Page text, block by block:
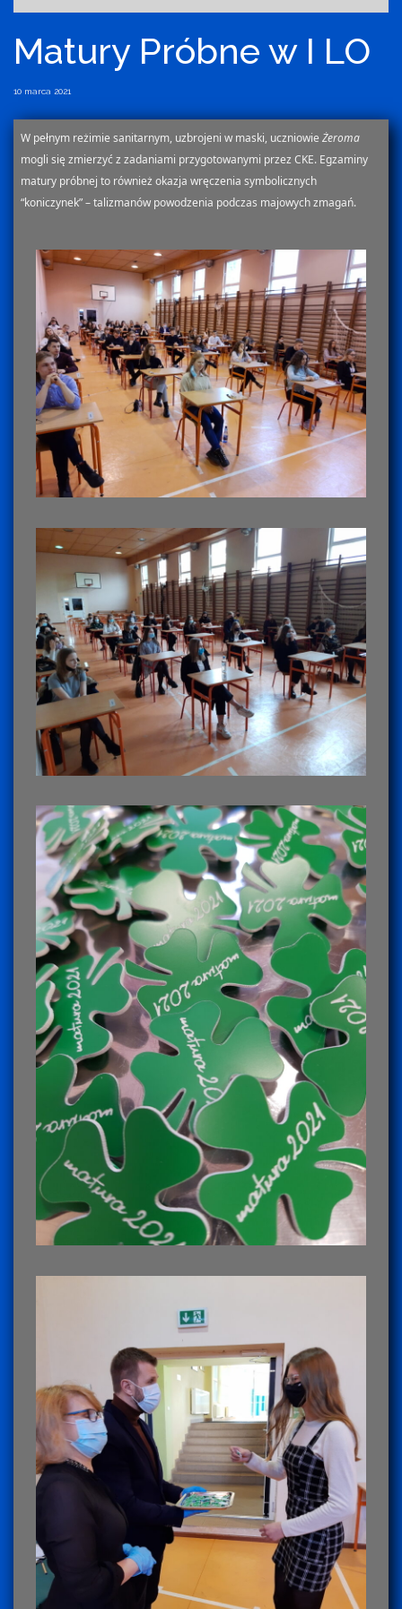
Matury Próbne w I LO
10 marca 2021
W pełnym reżimie sanitarnym, uzbrojeni w maski, uczniowieŻeroma
mogli się zmierzyć z zadaniami przygotowanymi przez CKE. Egzaminy
matury próbnej to również okazja wręczenia symbolicznych
“koniczynek” – talizmanów powodzenia podczas majowych zmagań.